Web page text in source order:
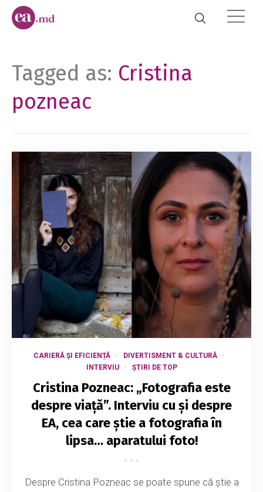
Tagged as: Cristina
pozneac
CARIERĂ ȘI EFICIENȚĂ
DIVERTISMENT & CULTURĂ
INTERVIU
ȘTIRI DE TOP
Cristina Pozneac: „Fotografia este
despre viață”. Interviu cu și despre
EA, cea care știe a fotografia în
lipsa… aparatului foto!
Despre Cristina Pozneac se poate spune că știe a